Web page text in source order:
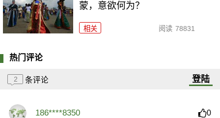
蒙，意欲何为？
相关 阅读 78831
热门评论
2 条评论 登陆
186****8350 0